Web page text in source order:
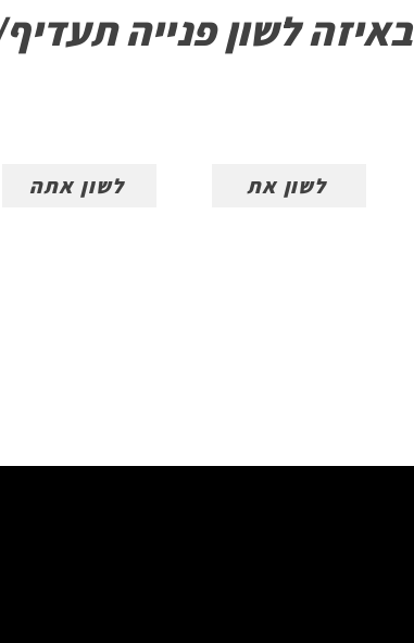
באיזה לשון פנייה
לשון אתה לשון את